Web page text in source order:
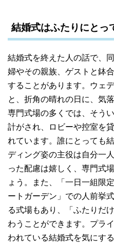
結婚式はふたりにとっ
結婚式を終えた人の話で、
婦やその親族、ゲストと鉢
することがあります。ウェ
と、折角の晴れの日に、気
専門式場の多くでは、そう
計がされ、ロビーや控室を
れています。誰にとっても
ディング姿の主役は自分一
った配慮は嬉しく、専門式
ょう。また、「一日一組限
ートガーデン」での人前挙
る式場もあり、「ふたりだ
わうことができます。プラ
われている結婚式を気にす